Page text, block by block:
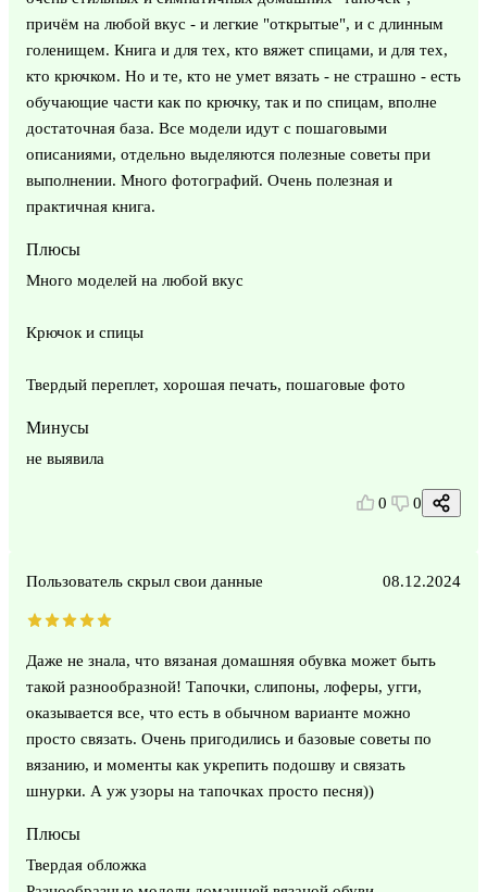
причём на любой вкус - и легкие "открытые", и с длинным
голенищем. Книга и для тех, кто вяжет спицами, и для тех,
кто крючком. Но и те, кто не умет вязать - не страшно - есть
обучающие части как по крючку, так и по спицам, вполне
достаточная база. Все модели идут с пошаговыми
описаниями, отдельно выделяются полезные советы при
выполнении. Много фотографий. Очень полезная и
практичная книга.
Плюсы
Много моделей на любой вкус
Крючок и спицы
Твердый переплет, хорошая печать, пошаговые фото
Минусы
не выявила
0 0
Пользователь скрыл свои данные 08.12.2024
Даже не знала, что вязаная домашняя обувка может быть
такой разнообразной! Тапочки, слипоны, лоферы, угги,
оказывается все, что есть в обычном варианте можно
просто связать. Очень пригодились и базовые советы по
вязанию, и моменты как укрепить подошву и связать
шнурки. А уж узоры на тапочках просто песня))
Плюсы
Твердая обложка